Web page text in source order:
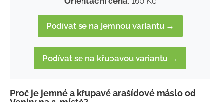
Podívat se na jemnou variantu →
Podívat se na křupavou variantu →
Proč je jemné a křupavé arašídové máslo od